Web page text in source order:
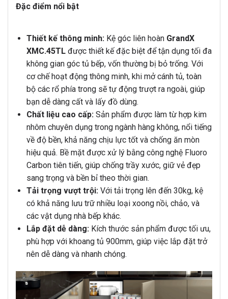
Đặc điểm nổi bật
Thiết kế thông minh:Kệ góc liên hoàn GrandX
XMC.45TLđược thiết kế đặc biệt để tận dụng tối đa
không gian góc tủ bếp, vốn thường bị bỏ trống. Với
cơ chế hoạt động thông minh, khi mở cánh tủ, toàn
bộ các rổ phía trong sẽ tự động trượt ra ngoài, giúp
bạn dễ dàng cất và lấy đồ dùng.
Chất liệu cao cấp:Sản phẩm được làm từ hợp kim
nhôm chuyên dụng trong ngành hàng không, nổi tiếng
về độ bền, khả năng chịu lực tốt và chống ăn mòn
hiệu quả. Bề mặt được xử lý bằng công nghệ Fluoro
Carbon tiên tiến, giúp chống trầy xước, giữ vẻ đẹp
sang trọng và bền bỉ theo thời gian.
Tải trọng vượt trội:Với tải trọng lên đến 30kg, kệ
có khả năng lưu trữ nhiều loại xoong nồi, chảo, và
các vật dụng nhà bếp khác.
Lắp đặt dễ dàng:Kích thước sản phẩm được tối ưu,
phù hợp với khoang tủ 900mm, giúp việc lắp đặt trở
nên dễ dàng và nhanh chóng.